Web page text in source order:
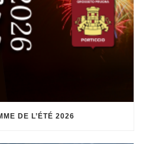
DE L’ÉTÉ 2026